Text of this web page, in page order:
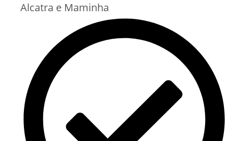
Alcatra e Maminha